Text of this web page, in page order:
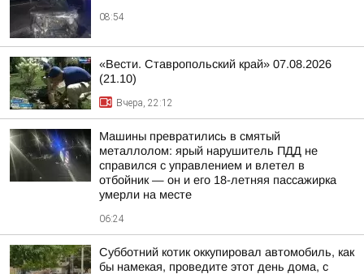
08:54
«Вести. Ставропольский край» 07.08.2026
(21.10)
Вчера, 22:12
Машины превратились в смятый
металлолом: ярый нарушитель ПДД не
справился с управлением и влетел в
отбойник — он и его 18-летняя пассажирка
умерли на месте
06:24
Субботний котик оккупировал автомобиль, как
бы намекая, проведите этот день дома, с